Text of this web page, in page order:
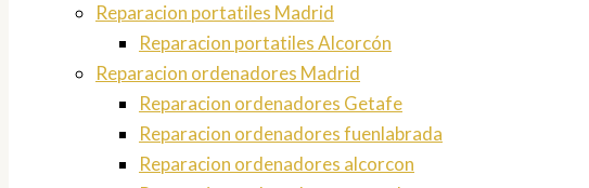
Reparacion portatiles Madrid
Reparacion portatiles Alcorcón
Reparacion ordenadores Madrid
Reparacion ordenadores Getafe
Reparacion ordenadores fuenlabrada
Reparacion ordenadores alcorcon